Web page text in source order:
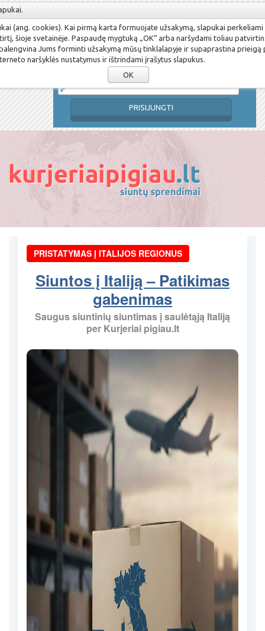
Prisijungimo vardas
PRISIJUNGTI
PRISTATYMAS Į ITALIJOS REGIONUS
Siuntos į Italiją – Patikimas
gabenimas
Saugus siuntinių siuntimas į saulėtąją Italiją
per Kurjeriai pigiau.lt
(ang. cookies). Kai pirmą karta formuojate užsakymą, slapukai
šioje svetainėje. Paspaudę mygtuką „OK“ arba naršydami toliau
Jums forminti užsakymą mūsų tinklalapyje ir supaprastina
naršyklės nustatymus ir ištrindami įrašytus slapukus.
OK